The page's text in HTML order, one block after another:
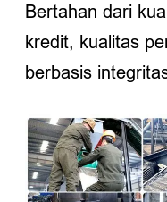
Bertahan dari
kredit, kualitas
berbasis